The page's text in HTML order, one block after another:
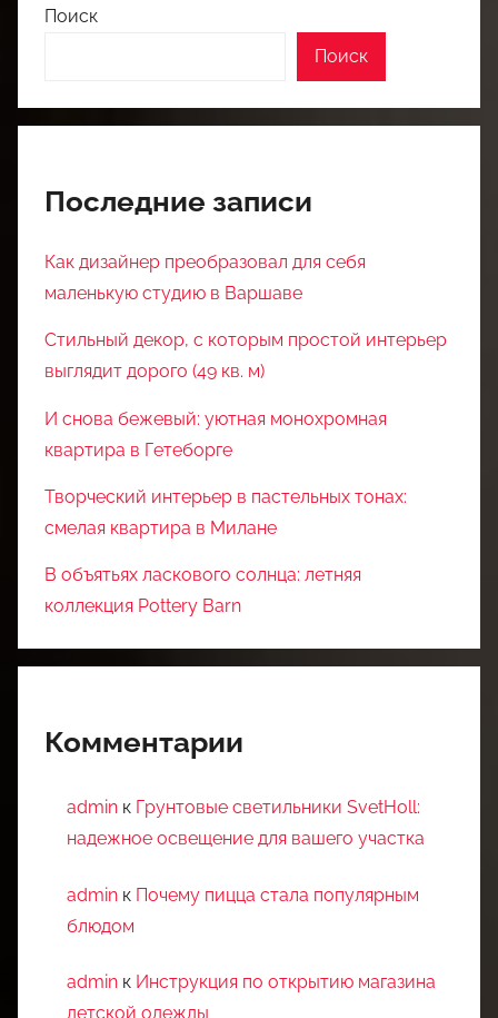
Поиск
Поиск
Последние записи
Как дизайнер преобразовал для себя
маленькую студию в Варшаве
Стильный декор, с которым простой интерьер
выглядит дорого (49 кв. м)
И снова бежевый: уютная монохромная
квартира в Гетеборге
Творческий интерьер в пастельных тонах:
смелая квартира в Милане
В объятьях ласкового солнца: летняя
коллекция Pottery Barn
Комментарии
admin к Грунтовые светильники SvetHoll:
надежное освещение для вашего участка
admin к Почему пицца стала популярным
блюдом
admin к Инструкция по открытию магазина
детской одежды